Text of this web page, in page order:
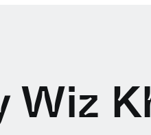
Wiz